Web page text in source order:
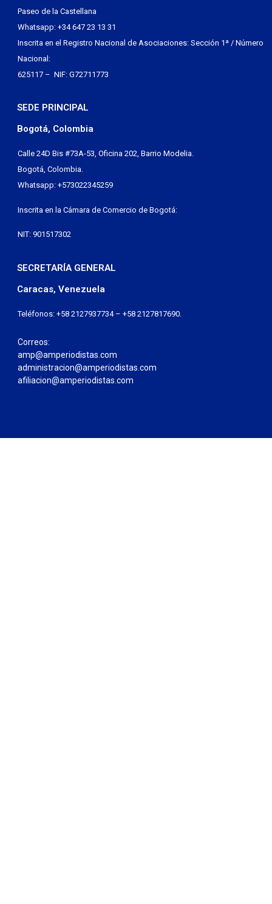
Paseo de la Castellana
Whatsapp: +34 647 23 13 31
Inscrita en el Registro Nacional de Asociaciones: Sección 1ª / Número
Nacional:
625117 – NIF: G72711773
SEDE PRINCIPAL
Bogotá, Colombia
Calle 24D Bis #73A-53, Oficina 202, Barrio Modelia.
Bogotá, Colombia.
Whatsapp: +573022345259
Inscrita en la Cámara de Comercio de Bogotá:
NIT: 901517302
SECRETARÍA GENERAL
Caracas, Venezuela
Teléfonos: +58 2127937734 – +58 2127817690.
Correos:
amp@amperiodistas.com
administracion@amperiodistas.com
afiliacion@amperiodistas.com